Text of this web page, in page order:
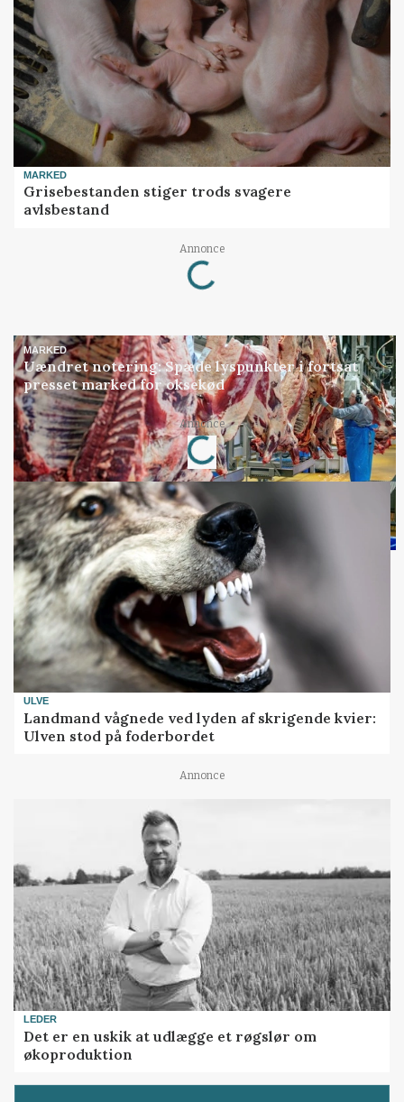
MARKED
Grisebestanden stiger trods svagere
avlsbestand
Annonce
Loading...
MARKED
Uændret notering: Spæde lyspunkter i fortsat
presset marked for oksekød
Annonce
Loading...
ULVE
Landmand vågnede ved lyden af skrigende kvier:
Ulven stod på foderbordet
Annonce
LEDER
Det er en uskik at udlægge et røgslør om
økoproduktion